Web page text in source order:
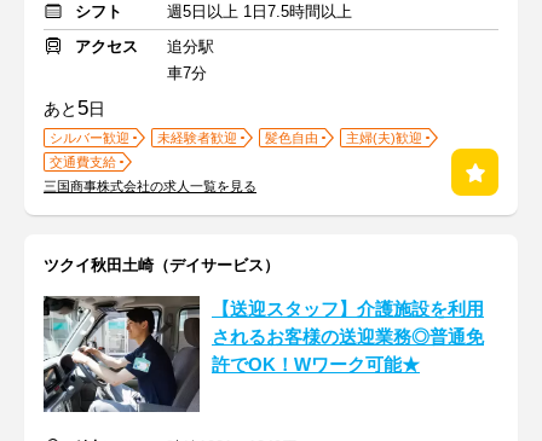
シフト
週5日以上 1日7.5時間以上
アクセス
追分駅
車7分
あと 5日
シルバー歓迎 未経験者歓迎 髪色自由
主婦(夫)歓迎
交通費支給
三国商事株式会社の求人一覧を見る
ツクイ秋田土崎（デイサービス）
【送迎スタッフ】介護施設を利用
されるお客様の送迎業務◎普通免
許でOK！Wワーク可能★